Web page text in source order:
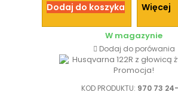
Dodaj do koszyka Więcej
W magazynie
Dodaj do porówania
Promocja!
KOD PRODUKTU: 970 73